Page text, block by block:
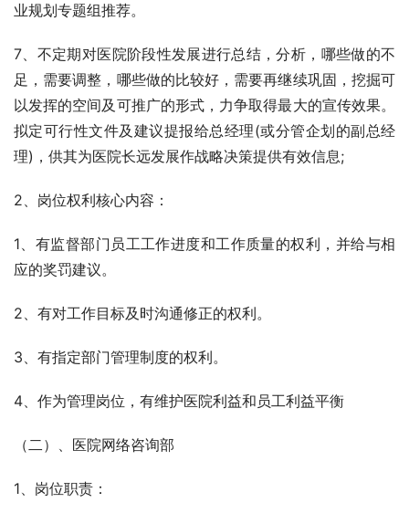
业规划专题组推荐。
7、不定期对医院阶段性发展进行总结，分析，哪些做的不
足，需要调整，哪些做的比较好，需要再继续巩固，挖掘可
以发挥的空间及可推广的形式，力争取得最大的宣传效果。
拟定可行性文件及建议提报给总经理(或分管企划的副总经
理)，供其为医院长远发展作战略决策提供有效信息;
2、岗位权利核心内容：
1、有监督部门员工工作进度和工作质量的权利，并给与相
应的奖罚建议。
2、有对工作目标及时沟通修正的权利。
3、有指定部门管理制度的权利。
4、作为管理岗位，有维护医院利益和员工利益平衡
（二）、医院网络咨询部
1、岗位职责：